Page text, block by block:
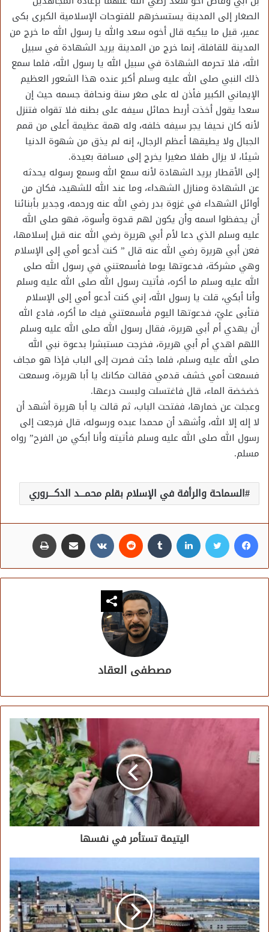
الصغار إلى المدينة يستسخرهم للفتوحات الإسلامية الكبرى بكى
عمير، قيل ما يبكيه قال أخوه سعد والله يا رسول الله ما خرج من
المدينة للقافلة، إنما خرج من المدينة يريد الشهادة في سبيل
الله، فلا تحرمه الشهادة في سبيل الله يا رسول الله، فلما سمع
ذلك النبي صلى الله عليه وسلم أكبر عنده هذا الشعور العظيم
الإيماني الكبير فأذن له على صغر سنة ونحافة جسمه حيث إن
سعدا يقول أخذت أربط حمائل سيفه على بطنه فلا تقواه فتنزل
لأنه كان نحيفا يجر سيفه خلفه، وله همة عظيمة أعلى من قمم
الجبال ولا يطيقها أعظم الرجال، إنه لم يذق من شهوة الدنيا
شيئا، لا يزال طفلا صغيرا يخرج إلى مسافة بعيدة.
إلى الأقطار يريد الشهادة لأنه سمع الله وسمع رسوله يحدثه
عن الشهادة ومنازل الشهداء، وما عند الله للشهيد، فكان من
أوائل الشهداء في غزوة بدر رضي الله عنه ورحمه، وجدير بأبنائنا
أن يحفظوا اسمه وأن يكون لهم قدوة وأسوة، فهو صلى الله
عليه وسلم الذي دعا لأم أبي هريرة رضي الله عنه قبل إسلامها،
فعن أبي هريرة رضي الله عنه قال ” كنت أدعو أمي إلى الإسلام
وهي مشركة، فدعوتها يوما فأسمعتني في رسول الله صلى
الله عليه وسلم ما أكره، فأتيت رسول الله صلى الله عليه وسلم
وأنا أبكي، قلت يا رسول الله، إني كنت أدعو أمي إلى الإسلام
فتأبى عليّ، فدعوتها اليوم فأسمعتني فيك ما أكره، فادع الله
أن يهدي أم أبي هريرة، فقال رسول الله صلى الله عليه وسلم
اللهم اهدي أم أبي هريرة، فخرجت مستبشرا بدعوة نبي الله
صلى الله عليه وسلم، فلما جئت فصرت إلى الباب فإذا هو مجاف
فسمعت أمي خشف قدمي فقالت مكانك يا أبا هريرة، وسمعت
خضخضة الماء، قال فاغتسلت ولبست درعها.
وعجلت عن خمارها، ففتحت الباب، ثم قالت يا أبا هريرة أشهد أن
لا إله إلا الله، وأشهد أن محمدا عبده ورسوله، قال فرجعت إلى
رسول الله صلى الله عليه وسلم فأتيته وأنا أبكي من الفرح” رواه
مسلم.
السماحة والرأفة في الإسلام بقلم محمـــد الدكـــروري
فيسبوك تويتر لينكدإن مشاركة عبر البريد
مصطفى العقاد
اليتيمة تستأمر في نفسها